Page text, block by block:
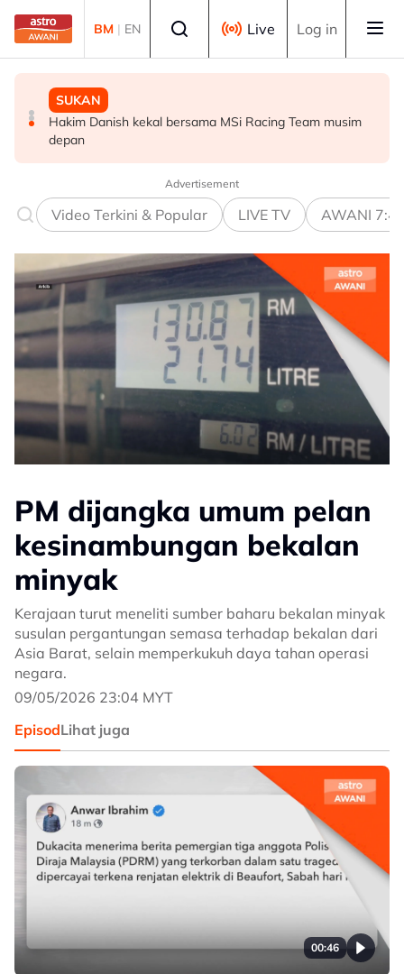
Skip to main content
BM | EN Live Log in
SUKAN
Aliff Rakib hadiah rumah RM1 juta kepada ibu bapa
DUNIA
Syarikat Minyak Nasional Abu Dhabi terkena serangan
peluru berpandu di Selat Hormuz
SUKAN
Hakim Danish kekal bersama MSi Racing Team musim
depan
Advertisement
Video Terkini & Popular LIVE TV AWANI
PM dijangka umum pelan
kesinambungan bekalan
minyak
Kerajaan turut meneliti sumber baharu bekalan minyak
susulan pergantungan semasa terhadap bekalan dari
Asia Barat, selain memperkukuh daya tahan operasi
negara.
09/05/2026 23:04 MYT
EpisodLihat juga
00:46